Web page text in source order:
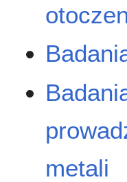
metali